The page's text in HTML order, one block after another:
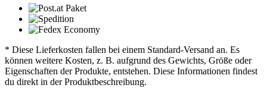
* Diese Lieferkosten fallen bei einem Standard-Versand an. Es
können weitere Kosten, z. B. aufgrund des Gewichts, Größe oder
Eigenschaften der Produkte, entstehen. Diese Informationen findest
du direkt in der Produktbeschreibung.